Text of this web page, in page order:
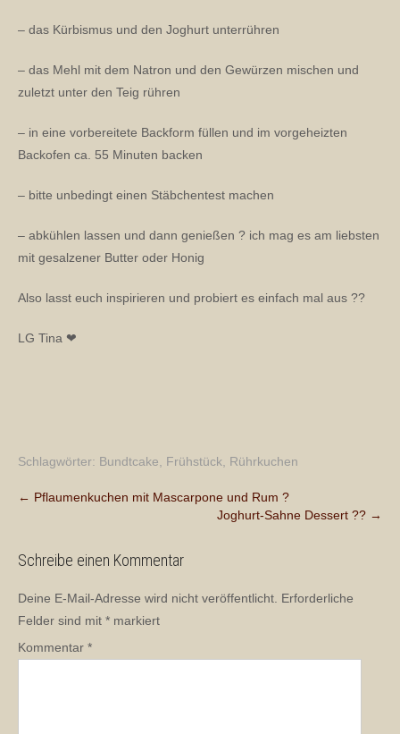
– das Kürbismus und den Joghurt unterrühren
– das Mehl mit dem Natron und den Gewürzen mischen und
zuletzt unter den Teig rühren
– in eine vorbereitete Backform füllen und im vorgeheizten
Backofen ca. 55 Minuten backen
– bitte unbedingt einen Stäbchentest machen
– abkühlen lassen und dann genießen ? ich mag es am liebsten
mit gesalzener Butter oder Honig
Also lasst euch inspirieren und probiert es einfach mal aus ??
LG Tina ❤
Schlagwörter: Bundtcake Frühstück Rührkuchen
Post
← Pflaumenkuchen mit Mascarpone und Rum ?
Joghurt-Sahne Dessert ?? →
Schreibe einen Kommentar
Deine E-Mail-Adresse wird nicht veröffentlicht. Erforderliche
Felder sind mit * markiert
Kommentar *